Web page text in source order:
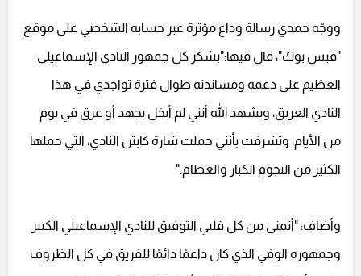
ووجّه حمدي رسالة وداع مؤثرة عبر حسابه الشخصي على موقع
"فيس بوك"، قال فيها:"بشكر كل جمهور النادي الإسماعيلي
العظيم على دعمه ومساندته طوال فترة تواجدي في هذا
النادي العريق، ويشهد الله أنني لم أبخل بجهد أو عرق في يوم
من الأيام، وتشرفت بأنني حملت شارة كابتن النادي، التي حملها
الكثير من النجوم الكبار والعظام."
وأضاف: "أتمنى من كل قلبي التوفيق للنادي الإسماعيلي الكبير
وجمهوره الوفي الذي كان داعمًا دائمًا للفريق في كل الظروف